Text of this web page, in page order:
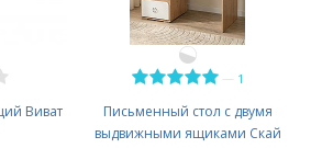
Виват
1
Письменный стол с двумя
выдвижными ящиками Скай